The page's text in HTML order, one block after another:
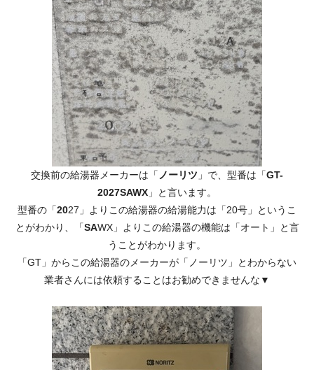
交換前の給湯器メーカーは「 ノーリツ 」で、型番は「GT-
2027SAWX 」と言います。
型番の「2027」よりこの給湯器の給湯能力は「20号」というこ
とがわかり、「SAWX」よりこの給湯器の機能は「オート」と言
うことがわかります。
「GT」からこの給湯器のメーカーが「ノーリツ」とわからない
業者さんには依頼することはお勧めできませんな▼